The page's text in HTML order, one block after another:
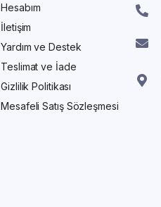
Hesabım
İletişim
Yardım ve Destek
Teslimat ve İade
Gizlilik Politikası
Mesafeli Satış Sözleşmesi